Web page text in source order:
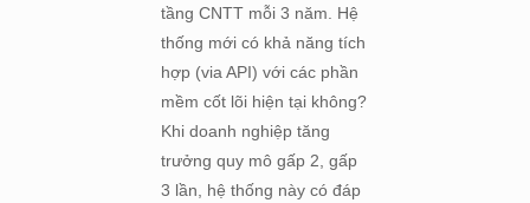
tầng CNTT mỗi 3 năm. Hệ
thống mới có khả năng tích
hợp (via API) với các phần
mềm cốt lõi hiện tại không?
Khi doanh nghiệp tăng
trưởng quy mô gấp 2, gấp
3 lần, hệ thống này có đáp